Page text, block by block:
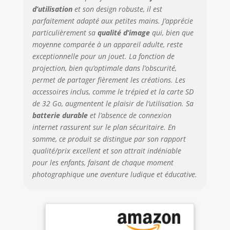
PROJECTION
OPTIMALE : La
lentille rotative
peut focaliser
l'image et ainsi
ajuster la clarté de
l'image. Nous
recommandons
que la distance de
projection
optimale ne
dépasse pas 1
distance trop
longue affectera
l'effet de
projection.
caméras-jouets
d’utilisationet son design robuste, il est
parfaitement adapté aux petites mains. J’apprécie
particulièrement sa qualité d’imagequi, bien que
moyenne comparée à un appareil adulte, reste
exceptionnelle pour un jouet. La fonction de
projection, bien qu’optimale dans l’obscurité,
permet de partager fièrement les créations. Les
accessoires inclus, comme le trépied et la carte SD
de 32 Go, augmentent le plaisir de l’utilisation. Sa
batterie durableet l’absence de connexion
internet rassurent sur le plan sécuritaire. En
somme, ce produit se distingue par son rapport
qualité/prix excellent et son attrait indéniable
pour les enfants, faisant de chaque moment
photographique une aventure ludique et éducative.